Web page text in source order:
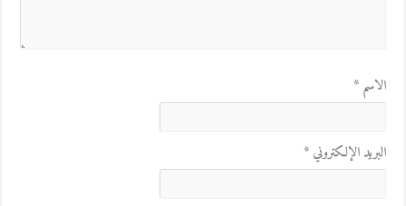
الاسم*
البريد الإلكتروني*